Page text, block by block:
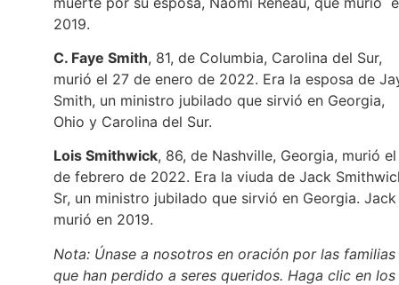
2019.
C. Faye Smith, 81, de Columbia, Carolina del Sur,
murió el 27 de enero de 2022. Era la esposa de
Smith, un ministro jubilado que sirvió en Georgia,
Ohio y Carolina del Sur.
Lois Smithwick, 86, de Nashville, Georgia, murió
de febrero de 2022. Era la viuda de Jack
Sr, un ministro jubilado que sirvió en Georgia. Jack
murió en 2019.
Nota: Únase a nosotros en oración por las familias
que han perdido a seres queridos. Haga clic en los